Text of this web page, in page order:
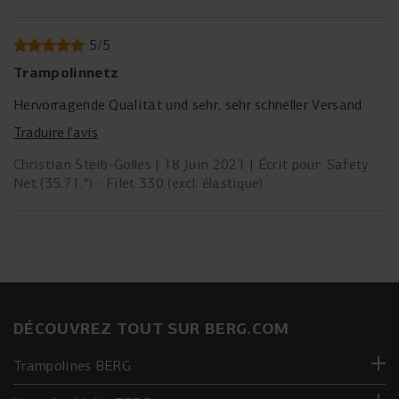
5/5
Trampolinnetz
Hervorragende Qualität und sehr, sehr schneller Versand
Traduire l’avis
Christian Steib-Golles
18 Juin 2021
Écrit pour: Safety
Net (35.71.*) - Filet 330 (excl. élastique)
DÉCOUVREZ TOUT SUR BERG.COM
Trampolines BERG